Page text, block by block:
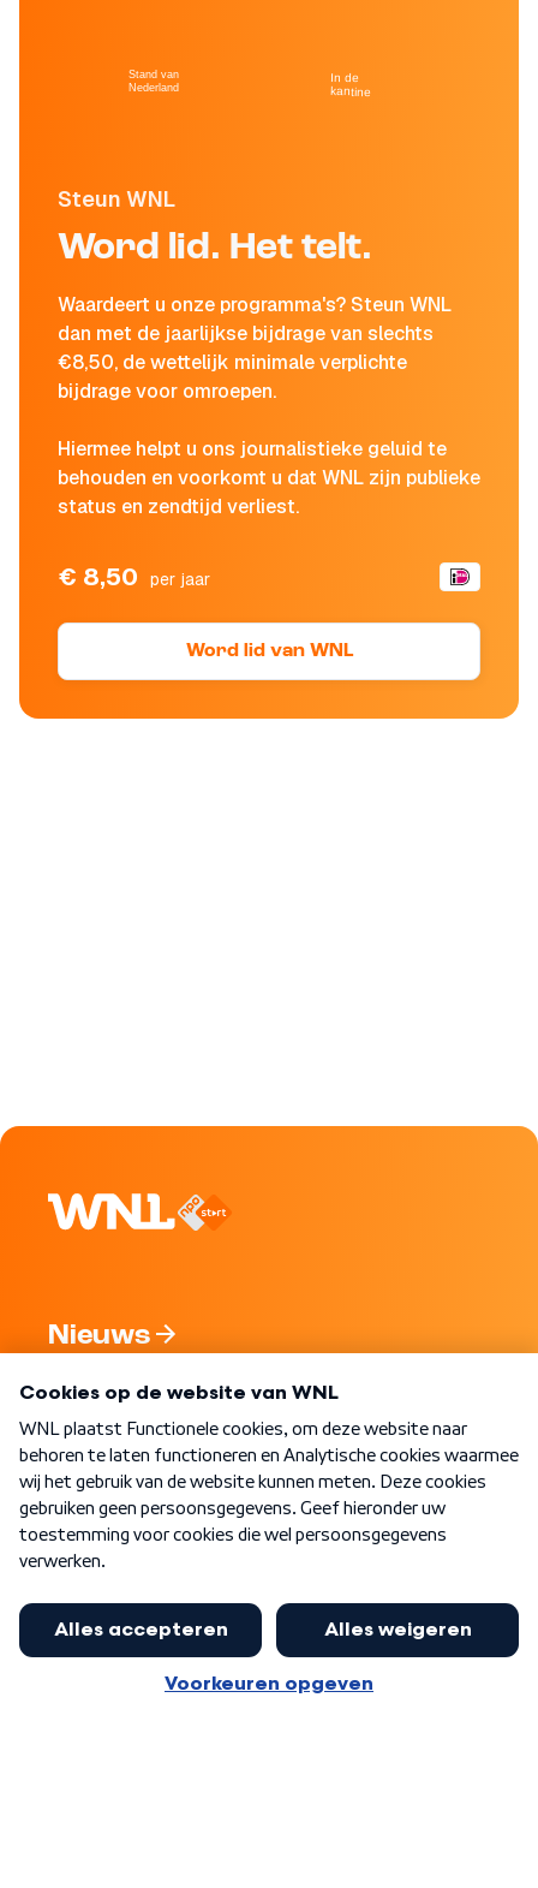
Steun WNL
Word lid. Het telt.
Waardeert u onze programma's? Steun WNL
dan met de jaarlijkse bijdrage van slechts
€8,50, de wettelijk minimale verplichte
bijdrage voor omroepen.
Hiermee helpt u ons journalistieke geluid te
behouden en voorkomt u dat WNL zijn publieke
status en zendtijd verliest.
€ 8,50 per jaar
Word lid van WNL
Stand van
Nederland
In de
kantine
Nieuws
Nieuwsbrief
Word Lid